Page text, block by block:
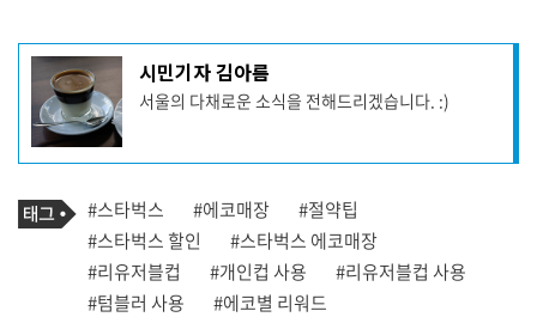
기
사
작
성
자
프
필
시민기자 김아름
서울의 다채로운 소식을 전해드리겠습니다. :)
사
관
련
태
그
태
그
#스타벅스 #에코매장
#절약팁
#스타벅스 할인
#스타벅스 에코매장
#리유저블컵
#개인컵 사용
#리유저블컵 사용
#텀블러 사용
#에코별 리워드